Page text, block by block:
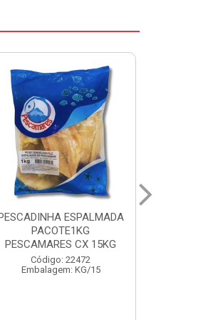
FILE DE PANGA PREMIUM
PACOTE 1KG CAIXA 10KG
Código: 20021
Embalagem: KG/10